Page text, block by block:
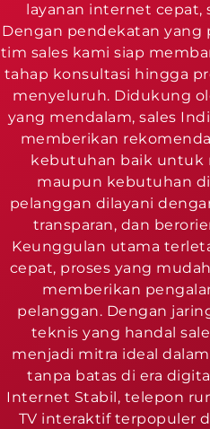
layanan internet cepat,
Dengan pendekatan yang
tim sales kami siap
tahap konsultasi hingga
menyeluruh. Didukung
yang mendalam, sales
memberikan
kebutuhan baik untuk
maupun kebutuhan
pelanggan dilayani
transparan, dan
Keunggulan utama
cepat, proses yang
memberikan
pelanggan. Dengan
teknis yang handal
menjadi mitra ideal
tanpa batas di era
Internet Stabil, telepon
TV interaktif terpopuler